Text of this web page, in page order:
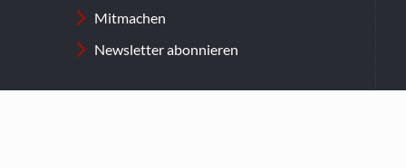
Mitmachen
Newsletter abonnieren